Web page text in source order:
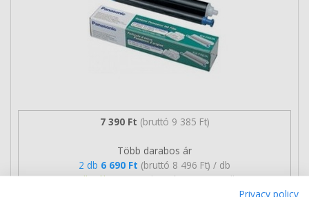
7 390 Ft (bruttó 9 385 Ft)
Több darabos ár
2 db 6 690 Ft (bruttó 8 496 Ft) / db
3 db-tól6 490 Ft (bruttó 8 242 Ft) / db
Privacy policy